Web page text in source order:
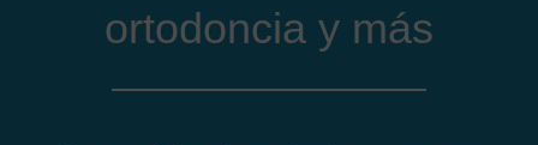
ortodoncia y más